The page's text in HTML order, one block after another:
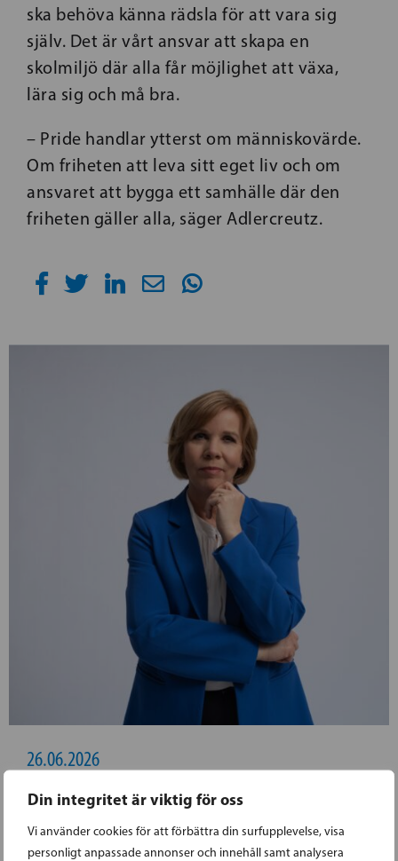
Din integritet är viktig för oss
Vi använder cookies för att förbättra din surfupplevelse, visa
personligt anpassade annonser och innehåll samt analysera
ska behöva känna rädsla för att vara sig
själv. Det är vårt ansvar att skapa en
skolmiljö där alla får möjlighet att växa,
lära sig och må bra.
– Pride handlar ytterst om människovärde.
Om friheten att leva sitt eget liv och om
ansvaret att bygga ett samhälle där den
friheten gäller alla, säger Adlercreutz.
26.06.2026
HENRIKSSON PÅ
CHYDENIUSSEMINARIET: RIKTADE